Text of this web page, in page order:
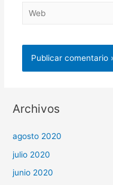
Web
Archivos
agosto 2020
julio 2020
junio 2020